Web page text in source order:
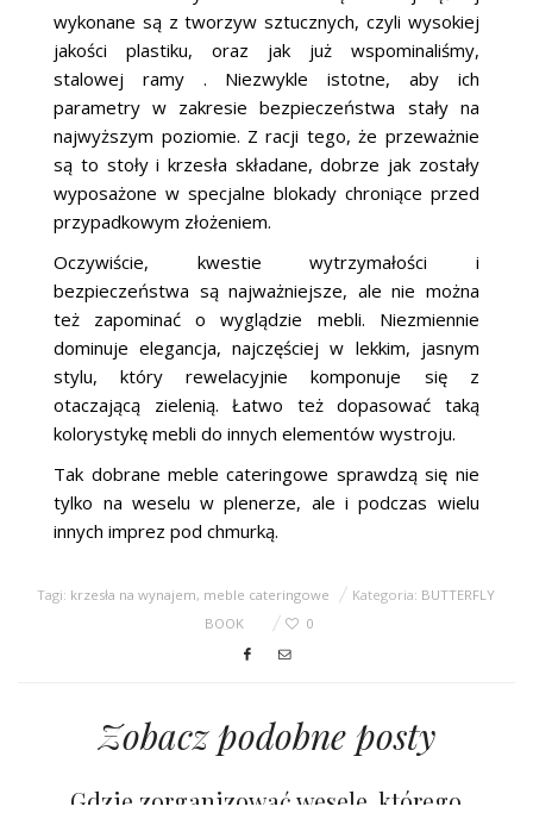
wykonane są z tworzyw sztucznych, czyli wysokiej
jakości plastiku, oraz jak już wspominaliśmy,
stalowej ramy . Niezwykle istotne, aby ich
parametry w zakresie bezpieczeństwa stały na
najwyższym poziomie. Z racji tego, że przeważnie
są to stoły i krzesła składane, dobrze jak zostały
wyposażone w specjalne blokady chroniące przed
przypadkowym złożeniem.
Oczywiście, kwestie wytrzymałości i
bezpieczeństwa są najważniejsze, ale nie można
też zapominać o wyglądzie mebli. Niezmiennie
dominuje elegancja, najczęściej w lekkim, jasnym
stylu, który rewelacyjnie komponuje się z
otaczającą zielenią. Łatwo też dopasować taką
kolorystykę mebli do innych elementów wystroju.
Tak dobrane meble cateringowe sprawdzą się nie
tylko na weselu w plenerze, ale i podczas wielu
innych imprez pod chmurką.
Tagi: krzesła na wynajem, meble cateringowe Kategoria: BUTTERFLY
BOOK
0
Zobacz podobne posty
Gdzie zorganizować wesele, którego